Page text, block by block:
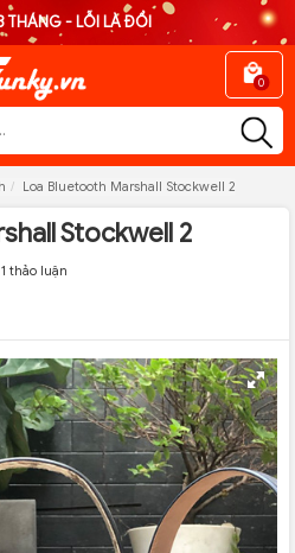
THÁNG - LỖI LÀ ĐỔI
0
Loa Bluetooth Marshall Stockwell 2
Stockwell 2
1 thảo luận